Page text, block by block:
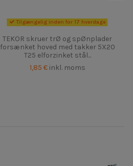
Tilgængelig inden for 17 hverdage
TEKOR skruer trØ og spØnplader
forsænket hoved med takker 5X20
T25 elforzinket stål...
1,85 € inkl. moms